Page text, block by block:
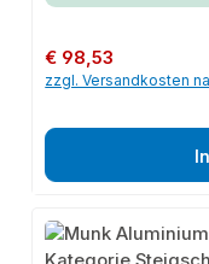
Regulärer Preis:
€ 98,53
zzgl. Versandkosten